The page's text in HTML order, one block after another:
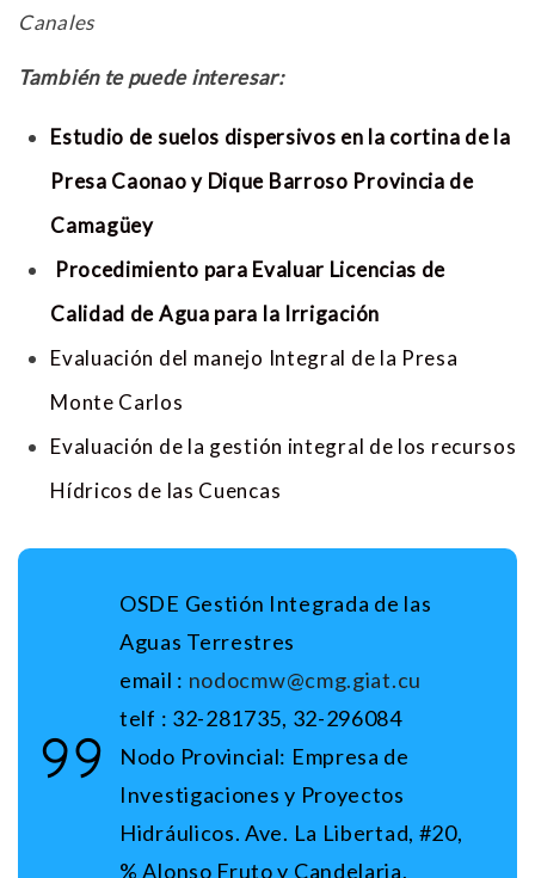
Canales
También te puede interesar:
Estudio de suelos dispersivos en la cortina de la
Presa Caonao y Dique Barroso Provincia de
Camagüey
Procedimiento para Evaluar Licencias de
Calidad de Agua para la Irrigación
Evaluación del manejo Integral de la Presa
Monte Carlos
Evaluación de la gestión integral de los recursos
Hídricos de las Cuencas
OSDE Gestión Integrada de las
Aguas Terrestres
email : nodocmw@cmg.giat.cu
telf : 32-281735, 32-296084
Nodo Provincial: Empresa de
Investigaciones y Proyectos
Hidráulicos. Ave. La Libertad, #20,
% Alonso Fruto y Candelaria,